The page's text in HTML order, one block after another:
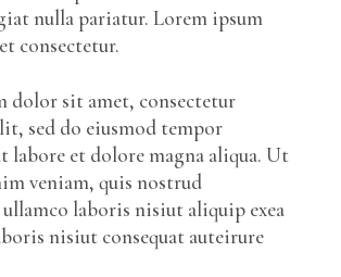
nulla pariatur. Lorem ipsum
consectetur.
dolor sit amet, consectetur
sed do eiusmod tempor
et dolore magna aliqua. Ut
veniam, quis nostrud
laboris nisiut aliquip exea
nisiut consequat auteirure